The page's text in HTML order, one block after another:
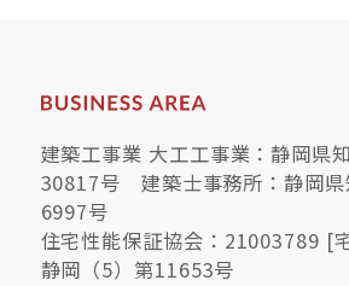
建築工事業 大工工事業：静岡県
30817号 建築士事務所：静岡県
6997号
住宅性能保証協会：21003789 [
静岡（5）第11653号